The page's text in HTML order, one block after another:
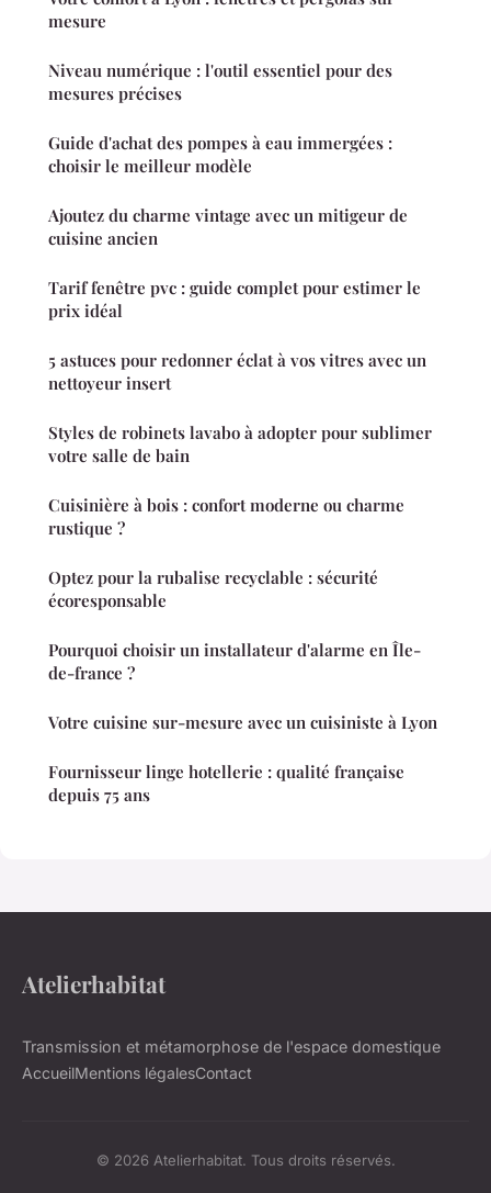
mesure
Niveau numérique : l'outil essentiel pour des
mesures précises
Guide d'achat des pompes à eau immergées :
choisir le meilleur modèle
Ajoutez du charme vintage avec un mitigeur de
cuisine ancien
Tarif fenêtre pvc : guide complet pour estimer le
prix idéal
5 astuces pour redonner éclat à vos vitres avec un
nettoyeur insert
Styles de robinets lavabo à adopter pour sublimer
votre salle de bain
Cuisinière à bois : confort moderne ou charme
rustique ?
Optez pour la rubalise recyclable : sécurité
écoresponsable
Pourquoi choisir un installateur d'alarme en Île-
de-france ?
Votre cuisine sur-mesure avec un cuisiniste à Lyon
Fournisseur linge hotellerie : qualité française
depuis 75 ans
Atelierhabitat
Transmission et métamorphose de l'espace domestique
AccueilMentions légalesContact
© 2026 Atelierhabitat. Tous droits réservés.